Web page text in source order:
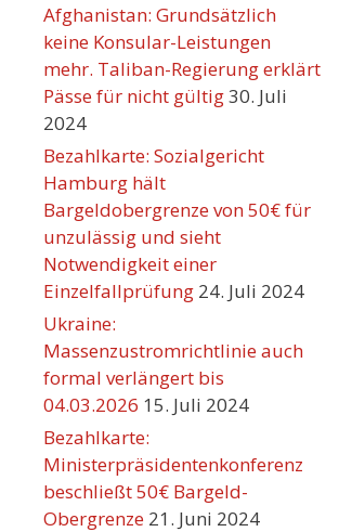
Afghanistan: Grundsätzlich
keine Konsular-Leistungen
mehr. Taliban-Regierung erklärt
Pässe für nicht gültig30. Juli
2024
Bezahlkarte: Sozialgericht
Hamburg hält
Bargeldobergrenze von 50€ für
unzulässig und sieht
Notwendigkeit einer
Einzelfallprüfung 24. Juli 2024
Ukraine:
Massenzustromrichtlinie auch
formal verlängert bis
04.03.2026 15. Juli 2024
Bezahlkarte:
Ministerpräsidentenkonferenz
beschließt 50€ Bargeld-
Obergrenze 21. Juni 2024